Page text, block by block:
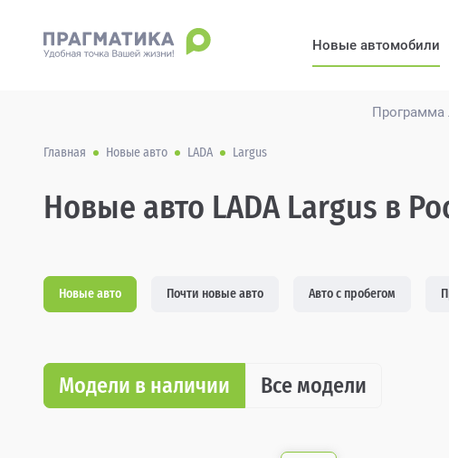
Программа
Новые автомобили
Главная Новые авто LADA Largus
Новые авто LADA Largus в
Новые авто Почти новые авто Авто с пробегом
Модели в наличии Все модели